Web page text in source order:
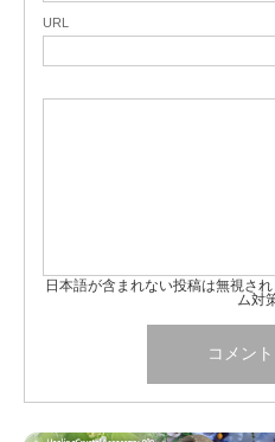
URL
日本語が含まれない投稿は無視さ
ム対